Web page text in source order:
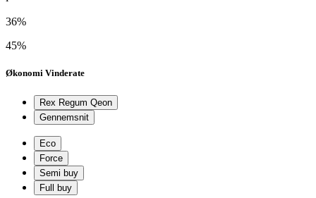
36%
45%
Økonomi Vinderate
Rex Regum Qeon
Gennemsnit
Eco
Force
Semi buy
Full buy